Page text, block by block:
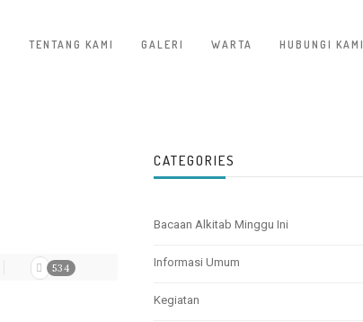
TENTANG KAMI GALERI WARTA HUBUNGI KAMI
534
CATEGORIES
Bacaan Alkitab Minggu Ini
Informasi Umum
Kegiatan